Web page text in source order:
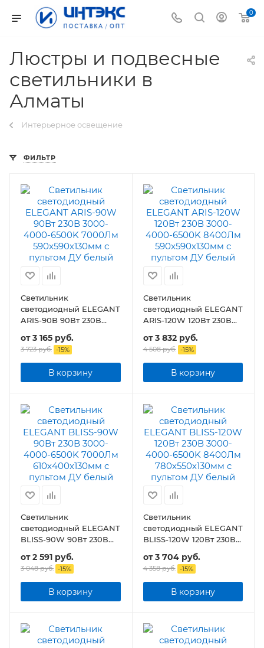
0
Люстры и подвесные
светильники в
Алматы
Интерьерное освещение
ФИЛЬТР
Светильник
светодиодный ELEGANT
ARIS-90B 90Вт 230В
7000Лм 590х590х130мм
c пультом ДУ
от3 165 руб.
3 723 руб. -15%
В корзину
Светильник
светодиодный ELEGANT
ARIS-120W 120Вт 230В
8400Лм 590х590х130мм
c пультом ДУ
от3 832 руб.
4 508 руб. -15%
В корзину
Светильник
светодиодный ELEGANT
BLISS-90W 90Вт 230В
7000Лм 610х400х130мм
c пультом ДУ
от2 591 руб.
3 048 руб. -15%
В корзину
Светильник
светодиодный ELEGANT
BLISS-120W 120Вт 230В
8400Лм 780х550х130мм
c пультом ДУ
от3 704 руб.
4 358 руб. -15%
В корзину